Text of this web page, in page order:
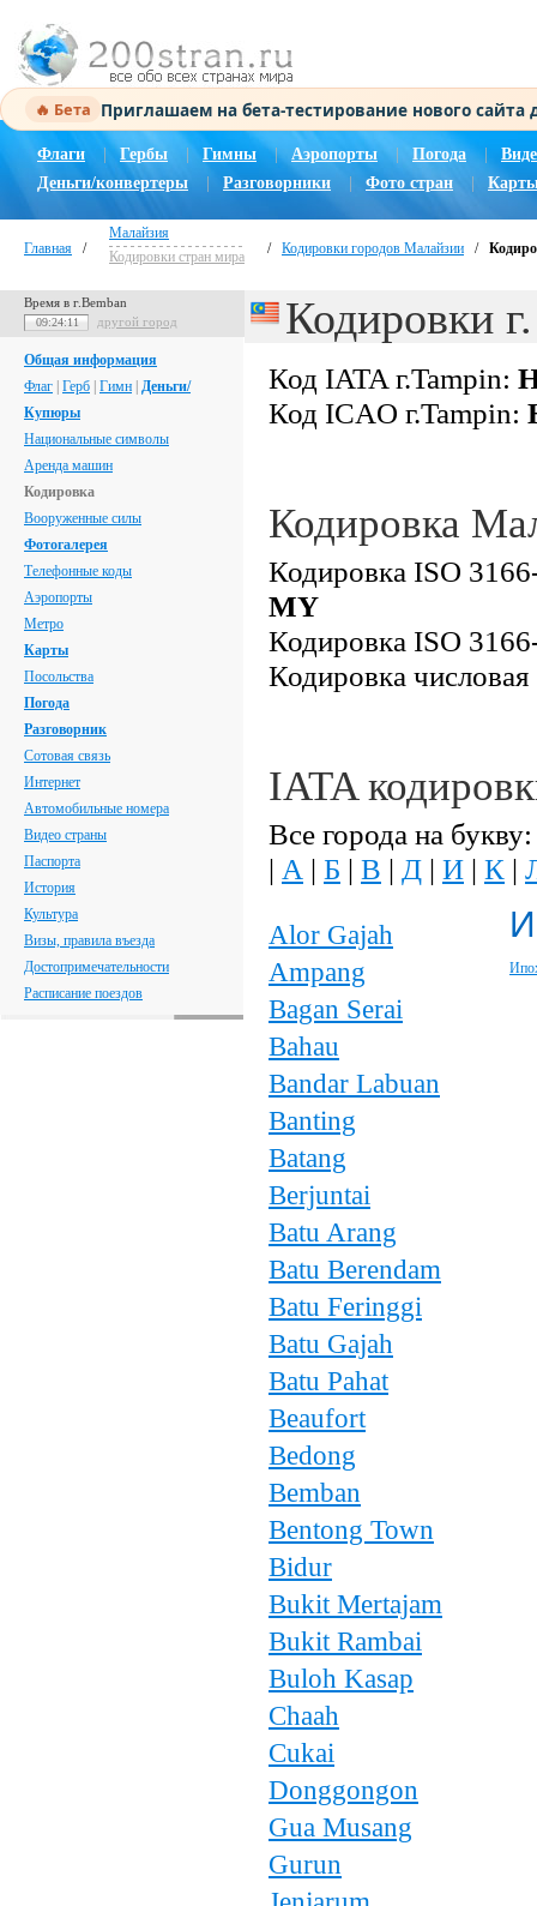
🔥 Бета Приглашаем на бета-тестирование нового
Флаги Гербы Гимны | Аэропорты Погода |
Деньги/конвертеры
Разговорники Фото стран
Главная /
Малайзия
Кодировки стран мира
/ Кодировки городов Малайзии /
Время в г.Bemban
09:24:12 другой город
Общая информация
Флаг Герб Гимн Деньги/
Купюры
Национальные символы
Аренда машин
Кодировка
Вооруженные силы
Фотогалерея
Телефонные коды
Аэропорты
Метро
Карты
Посольства
Погода
Разговорник
Сотовая связь
Интернет
Автомобильные номера
Видео страны
Паспорта
История
Культура
Визы, правила въезда
Достопримечательности
Расписание поездов
Кодировки
Код IATA г.Tampin:
Код ICAO г.Tampin:
Кодировка
Кодировка ISO
MY
Кодировка ISO
Кодировка
IATA
Все города на букву:
| А | Б | В | Д | И | К |
Alor Gajah
Ampang
Bagan Serai
Bahau
Bandar Labuan
Banting
Batang
Berjuntai
Batu Arang
Batu Berendam
Batu Feringgi
Batu Gajah
Batu Pahat
Beaufort
Bedong
Bemban
Bentong Town
Bidur
Bukit Mertajam
Bukit Rambai
Buloh Kasap
Chaah
Cukai
Donggongon
Gua Musang
Gurun
И